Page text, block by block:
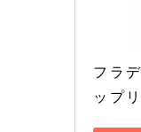
フラ
ップ